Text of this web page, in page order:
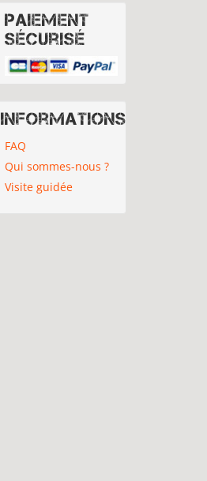
Paiement
sécurisé
Informations
FAQ
Qui sommes-nous ?
Visite guidée